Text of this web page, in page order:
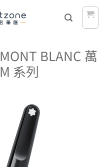
MONT BLANC 萬
M 系列